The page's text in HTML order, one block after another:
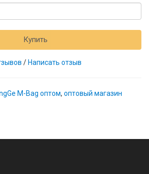
Купить
/ Написать отзыв
M-Bag оптом, оптовый магазин